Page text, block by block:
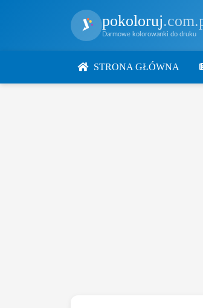
pokoloruj
Darmowe kolorowanki do druku
STRONA GŁÓWNA